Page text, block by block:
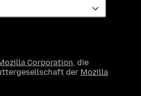
Corporation, die
der Mozilla